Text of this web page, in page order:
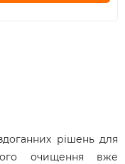
рішень для
очищення вже